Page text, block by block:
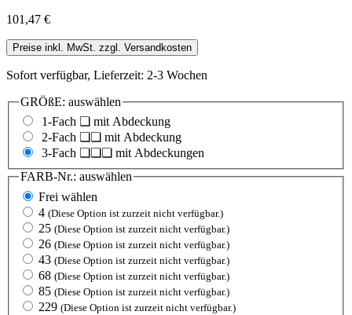
101,47 €
Preise inkl. MwSt. zzgl. Versandkosten
Sofort verfügbar, Lieferzeit: 2-3 Wochen
GRÖßE: auswählen
1-Fach ❏ mit Abdeckung
2-Fach ❏❏ mit Abdeckung
3-Fach ❏❏❏ mit Abdeckungen
FARB-Nr.: auswählen
Frei wählen
4 (Diese Option ist zurzeit nicht verfügbar.)
25 (Diese Option ist zurzeit nicht verfügbar.)
26 (Diese Option ist zurzeit nicht verfügbar.)
43 (Diese Option ist zurzeit nicht verfügbar.)
68 (Diese Option ist zurzeit nicht verfügbar.)
85 (Diese Option ist zurzeit nicht verfügbar.)
229 (Diese Option ist zurzeit nicht verfügbar.)